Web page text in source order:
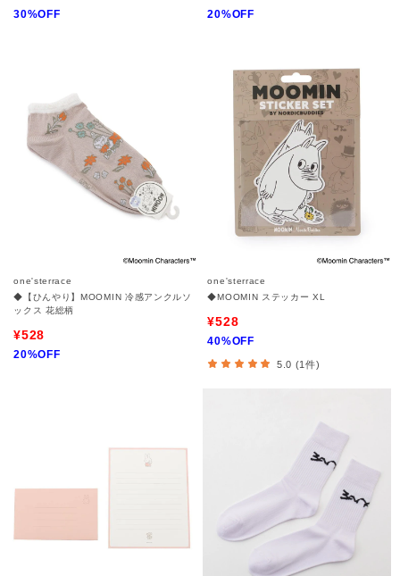
30%OFF 20%OFF
one'sterrace
◆【ひんやり】MOOMIN 冷感アンクルソ
ックス 花総柄
¥528
20%OFF
one'sterrace
◆MOOMIN ステッカー XL
¥528
40%OFF
5.0 (1件)